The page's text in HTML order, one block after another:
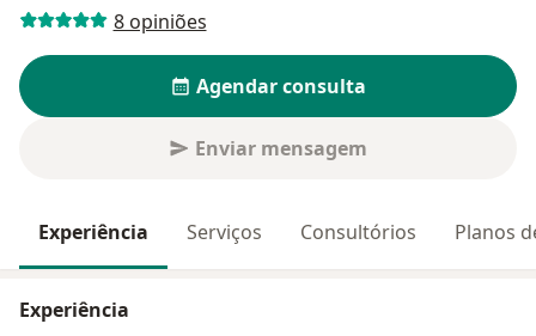
8 opiniões
Agendar consulta
Enviar mensagem
Experiência Serviços Consultórios Planos
Experiência